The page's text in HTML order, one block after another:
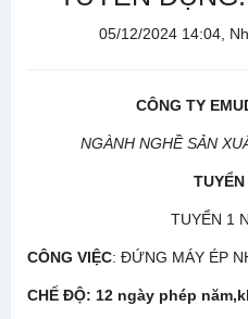
05/12/2024 14:04,
CÔNG TY
NGÀNH NGHỀ SẢN
TUYỂN
TUYỂN 1
CÔNG VIỆC: ĐỨNG MÁY ÉP
CHẾ ĐỘ: 12 ngày phép